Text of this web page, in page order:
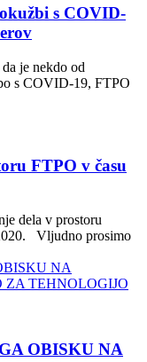
s COVID-
je nekdo od
s COVID-19, FTPO
FTPO v času
dela v prostoru
Vljudno prosimo
OBISKU NA